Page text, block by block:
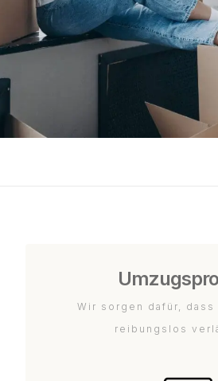
Wir sorgen dafür, dass
reibungslos